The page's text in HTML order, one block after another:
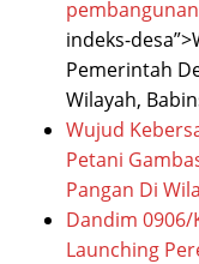
pembangunan
indeks-
Pemerintah
Wilayah,
Wujud
Petani
Pangan Di
Dandim
Launching